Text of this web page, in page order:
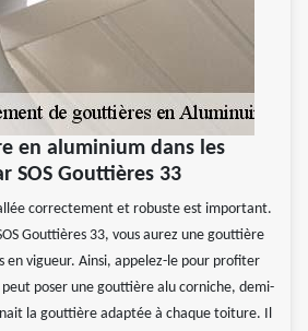
en aluminium dans les
SOS Gouttières 33
correctement et robuste est important.
Gouttières 33, vous aurez une gouttière
en vigueur. Ainsi, appelez-le pour profiter
poser une gouttière alu corniche, demi-
la gouttière adaptée à chaque toiture. Il